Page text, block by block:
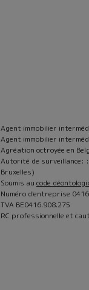
Agent immobilier
Agent immobilier
Agréation octroyée en
Autorité de surveillance:
Bruxelles)
Soumis au code
Numéro d'entreprise
TVA BE0416.908.275
RC professionnelle et